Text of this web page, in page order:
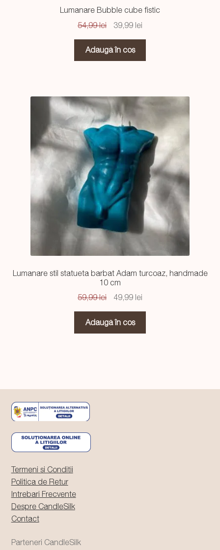
Lumanare Bubble cube fistic
54,99lei
Prețul
a
fost:
39,99 leiPrețul
39,99 lei.
Adaugă în coș
Lumanare stil statueta barbat Adam turcoaz, handmade
10 cm
59,99lei
Prețul
a
fost:
49,99 leiPrețul
49,99 lei.
Adaugă în coș
Termeni si Conditii
Politica de Retur
Intrebari Frecvente
Despre CandleSilk
Contact
Parteneri CandleSilk